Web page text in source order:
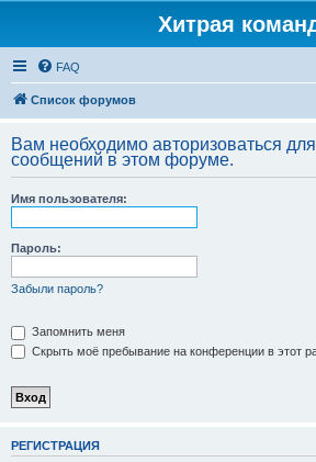
Хитрая
FAQ
Список форумов
Вам необходимо авторизоваться
сообщений в этом форуме.
Имя пользователя:
Пароль:
Забыли пароль?
Запомнить меня
Скрыть моё пребывание на конференции в этот
РЕГИСТРАЦИЯ